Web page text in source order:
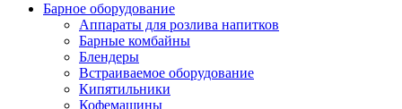
Барное оборудование
Аппараты для розлива напитков
Барные комбайны
Блендеры
Встраиваемое оборудование
Кипятильники
Кофемашины